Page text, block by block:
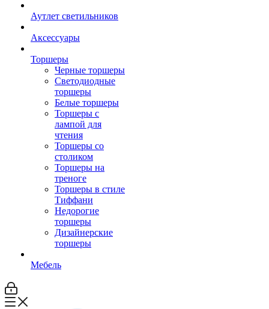
Аутлет светильников
Аксессуары
Торшеры
Черные торшеры
Светодиодные
торшеры
Белые торшеры
Торшеры с
лампой для
чтения
Торшеры со
столиком
Торшеры на
треноге
Торшеры в стиле
Тиффани
Недорогие
торшеры
Дизайнерские
торшеры
Мебель